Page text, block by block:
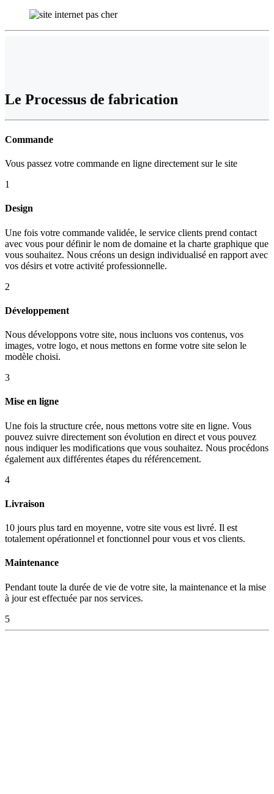
Le Processus de fabrication
Commande
Vous passez votre commande en ligne directement sur le site
1
Design
Une fois votre commande validée, le service clients prend contact
avec vous pour définir le nom de domaine et la charte graphique que
vous souhaitez. Nous créons un design individualisé en rapport avec
vos désirs et votre activité professionnelle.
2
Développement
Nous développons votre site, nous incluons vos contenus, vos
images, votre logo, et nous mettons en forme votre site selon le
modèle choisi.
3
Mise en ligne
Une fois la structure crée, nous mettons votre site en ligne. Vous
pouvez suivre directement son évolution en direct et vous pouvez
nous indiquer les modifications que vous souhaitez. Nous procédons
également aux différentes étapes du référencement.
4
Livraison
10 jours plus tard en moyenne, votre site vous est livré. Il est
totalement opérationnel et fonctionnel pour vous et vos clients.
Maintenance
Pendant toute la durée de vie de votre site, la maintenance et la mise
à jour est effectuée par nos services.
5